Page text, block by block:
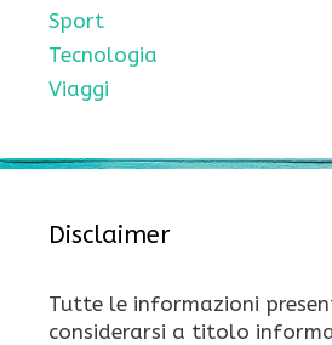
Sport
Tecnologia
Viaggi
Disclaimer
Tutte le informazioni
considerarsi a titolo